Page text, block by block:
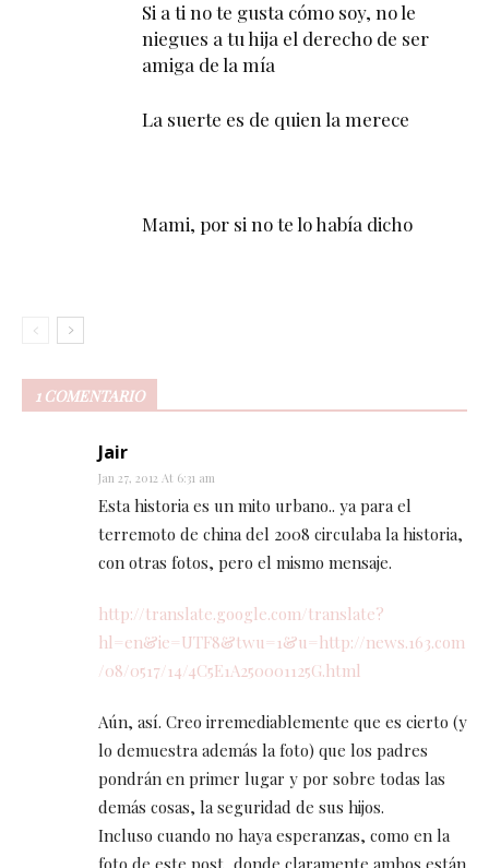
Si a ti no te gusta cómo soy, no le
niegues a tu hija el derecho de ser
amiga de la mía
La suerte es de quien la merece
Mami, por si no te lo había dicho
1 COMENTARIO
Jair
Jan 27, 2012 At 6:31 am
Esta historia es un mito urbano.. ya para el
terremoto de china del 2008 circulaba la historia,
con otras fotos, pero el mismo mensaje.
http://translate.google.com/translate?
hl=en&ie=UTF8&twu=1&u=http://news.163.com
/08/0517/14/4C5E1A250001125G.html
Aún, así. Creo irremediablemente que es cierto (y
lo demuestra además la foto) que los padres
pondrán en primer lugar y por sobre todas las
demás cosas, la seguridad de sus hijos.
Incluso cuando no haya esperanzas, como en la